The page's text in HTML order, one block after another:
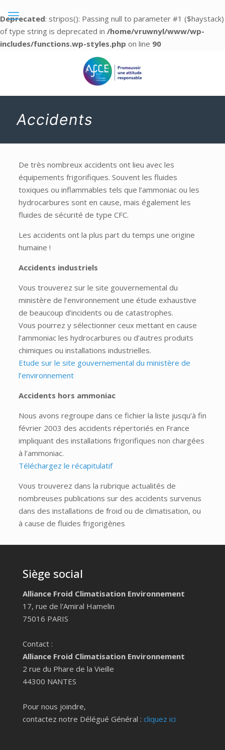
Deprecated: stripos(): Passing null to parameter #1 ($haystack)
of type string is deprecated in /home/vruwnyl/www/wp-
includes/functions.wp-styles.php on line 90
Accidents
De très nombreux accidents ont lieu avec les
équipements frigorifiques. Souvent les fluides
toxiques ou inflammables tels que l’ammoniac ou les
hydrocarbures sont en cause, mais également les
fluides de sécurité de type CFC.
Les accidents ont la plus part du temps une origine
humaine !
Accidents industriels
Vous trouverez sur le site gouvernemental du
ministère de l’environnement une étude exhaustive
de beaucoup d’incidents ou de catastrophes.
Vous pourrez y sélectionner ceux mettant en cause
l’ammoniac les hydrocarbures ou d’autres produits
chimiques ou installations industrielles.
Etude sur le site gouvernemental du ministère de
l’environnement
Accidents hors ammoniac
Nous avons regroupe dans ce fichier la liste jusqu’à fin
février 2003 des accidents répertoriés en France
impliquant des installations frigorifiques non chargées
à l’ammoniac.
Téléchargez le récapitulatif
Vous trouverez dans la rubrique actualités de
nombreuses publications sur des accidents survenus
dans des installations de froid ou de climatisation, ou
à cause de fluides frigorigènes
Siège social
Alliance Froid Climatisation Environnement
17, rue de l'Amiral Hamelin
75016 PARIS
Contact :
Alliance Froid Climatisation Environnement
2 rue du Phare de la Vieille
44300 NANTES
Pour nous joindre,
contactez notre Délégué Général : cliquez ici